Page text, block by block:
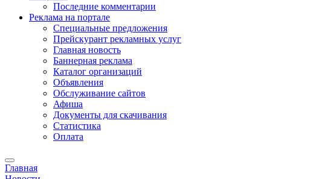
Последние комментарии
Реклама на портале
Специальные предложения
Прейскурант рекламных услуг
Главная новость
Баннерная реклама
Каталог организаций
Объявления
Обслуживание сайтов
Афиша
Документы для скачивания
Статистика
Оплата
Главная